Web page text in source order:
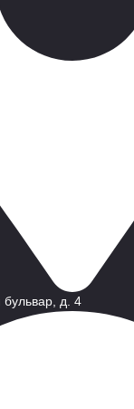
бульвар, д. 4